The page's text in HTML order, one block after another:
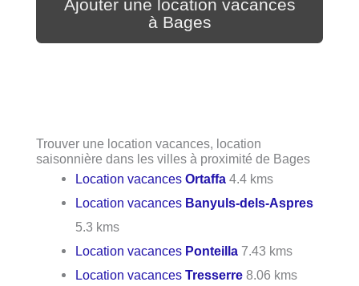
Ajouter une location vacances
à Bages
Trouver une location vacances, location
saisonnière dans les villes à proximité de Bages
Location vacancesOrtaffa 4.4 kms
Location vacances Banyuls-dels-Aspres
5.3 kms
Location vacances Ponteilla 7.43 kms
Location vacancesTresserre 8.06 kms